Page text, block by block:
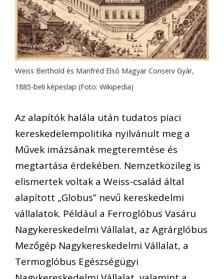
Weiss Berthold és Manfréd Első Magyar Conserv Gyár,
1885-beli képeslap (Foto: Wikipedia)
Az alapítók halála után tudatos piaci
kereskedelempolitika nyilvánult meg a
Művek imázsának megteremtése és
megtartása érdekében. Nemzetközileg is
elismertek voltak a Weiss-család által
alapított „Globus” nevű kereskedelmi
vállalatok. Például a Ferroglóbus Vasáru
Nagykereskedelmi Vállalat, az Agrárglóbus
Mezőgép Nagykereskedelmi Vállalat, a
Termoglóbus Egészségügyi